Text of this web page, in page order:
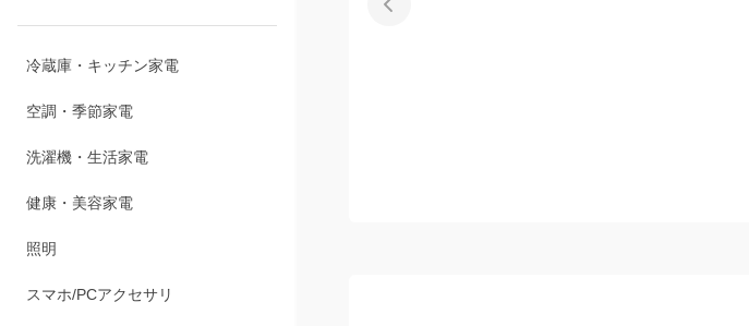
カー用品
冷蔵庫・キッチン家電
空調・季節家電
洗濯機・生活家電
健康・美容家電
照明